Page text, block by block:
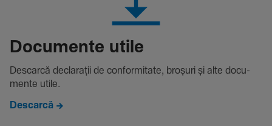
Docu­mente utile
Descarcă decla­rații de conformitate, broșuri și alte docu­
mente utile.
Descarcă